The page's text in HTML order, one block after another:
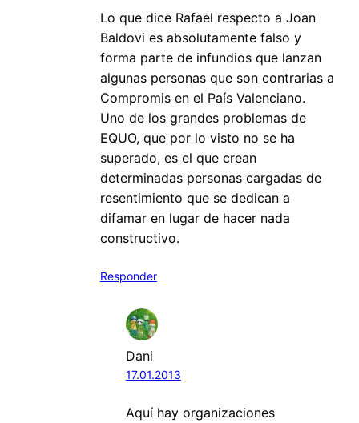
Lo que dice Rafael respecto a Joan
Baldovi es absolutamente falso y
forma parte de infundios que lanzan
algunas personas que son contrarias a
Compromis en el País Valenciano.
Uno de los grandes problemas de
EQUO, que por lo visto no se ha
superado, es el que crean
determinadas personas cargadas de
resentimiento que se dedican a
difamar en lugar de hacer nada
constructivo.
Responder
Dani
17.01.2013
Aquí hay organizaciones